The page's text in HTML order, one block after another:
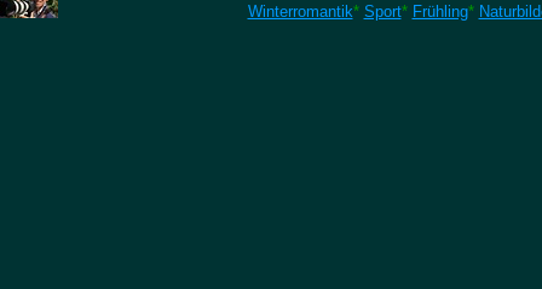
Winterromantik* Sport* Frühling*